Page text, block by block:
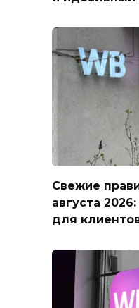
Свежие
августа
для